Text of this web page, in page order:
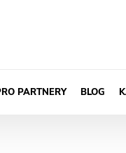
PARTNERY BLOG